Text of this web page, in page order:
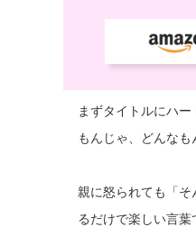
まずタイトルにハ
もんじゃ、どんな
親に怒られても「
るだけで楽しい言